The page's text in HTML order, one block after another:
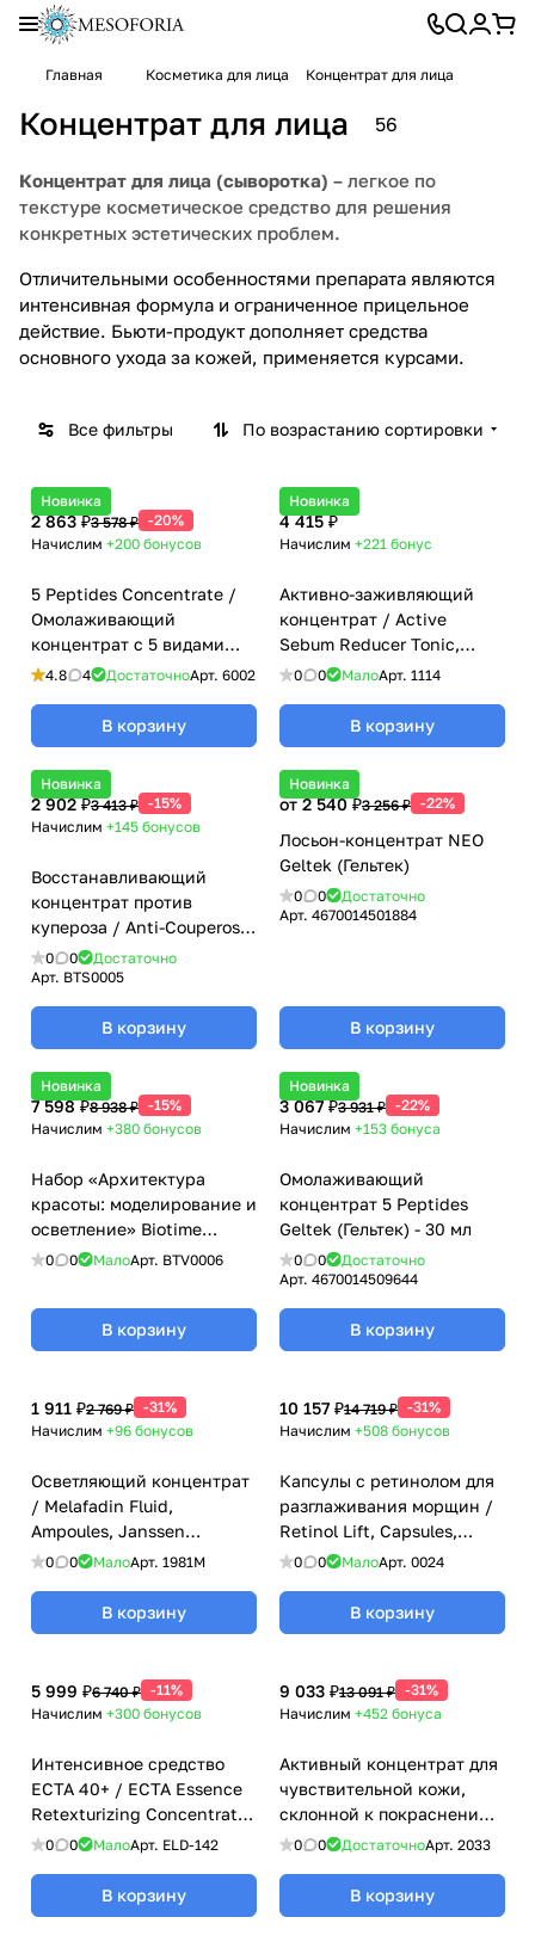
Главная Косметика для лица Концентрат для лица
Концентрат для лица 56
Концентрат для лица (сыворотка) – легкое по
текстуре косметическое средство для решения
конкретных эстетических проблем.
Отличительными особенностями препарата являются
интенсивная формула и ограниченное прицельное
действие. Бьюти-продукт дополняет средства
основного ухода за кожей, применяется курсами.
Все фильтры По возрастанию сортировки
Новинка
2 863 ₽3 578 ₽ -20%
Начислим +200 бонусов
5 Peptides Concentrate /
Омолаживающий
концентрат с 5 видами
пептидами, Mesoforia
4.8 4 ДостаточноАрт. 6002
В корзину
Новинка
4 415 ₽
Начислим +221 бонус
Активно-заживляющий
концентрат / Active
Sebum Reducer Tonic,
Problem Skin Care PSC,
0 0 МалоАрт. 1114
В корзину
Новинка
2 902 ₽3 413 ₽ -15%
Начислим +145 бонусов
Восстанавливающий
концентрат против
купероза / Anti-Couperose
Recovery Concentrate,
Biotime (Биотайм) - 30 мл
0 0
Достаточно
Арт. BTS0005
В корзину
Новинка
от 2 540 ₽3 256 ₽ -22%
Лосьон-концентрат NEO
Geltek (Гельтек)
0 0
Достаточно
Арт. 4670014501884
В корзину
Новинка
7 598 ₽8 938 ₽ -15%
Начислим +380 бонусов
Набор «Архитектура
красоты: моделирование и
осветление» Biotime
(Биотайм)
0 0 МалоАрт. BTV0006
В корзину
Новинка
3 067 ₽3 931 ₽ -22%
Начислим +153 бонуса
Омолаживающий
концентрат 5 Peptides
Geltek (Гельтек) - 30 мл
0 0
Достаточно
Арт. 4670014509644
В корзину
1 911 ₽2 769 ₽ -31%
Начислим +96 бонусов
Осветляющий концентрат
/ Melafadin Fluid,
Ampoules, Janssen
Cosmetics (Янсен
0 0 МалоАрт. 1981M
В корзину
10 157 ₽14 719 ₽ -31%
Начислим +508 бонусов
Капсулы с ретинолом для
разглаживания морщин /
Retinol Lift, Capsules,
Janssen Cosmetics (Янсен
0 0 МалоАрт. 0024
В корзину
5 999 ₽6 740 ₽ -11%
Начислим +300 бонусов
Интенсивное средство
ECTA 40+ / ECTA Essence
Retexturizing Concentrate,
Premium, Eldan Cosmetics
0 0 МалоАрт. ELD-142
В корзину
9 033 ₽13 091 ₽ -31%
Начислим +452 бонуса
Активный концентрат для
чувствительной кожи,
склонной к покраснению /
Daily Couperose Serum,
Cosmetics (Янсен
косметика), 30 мл
0 0 ДостаточноАрт. 2033
В корзину